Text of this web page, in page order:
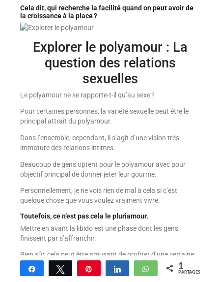
Cela dit, qui recherche la facilité quand on peut avoir de
la croissance à la place ?
Explorer le polyamour : La
question des relations
sexuelles
Le polyamour ne se rapporte-t-il qu’au sexe ?
Pour certaines personnes, la variété sexuelle peut être le
principal attrait du polyamour.
Dans l’ensemble, cependant, il s’agit d’une vision très
immature des relations intimes.
Beaucoup de gens optent pour le polyamour avec pour
objectif principal de donner jeter leur gourme.
Personnellement, je ne vois rien de mal à cela si c’est
quelque chose que vous voulez vraiment vivre.
Toutefois, ce n’est pas cela le pluriamour.
Mettre en avant la libido est une phase dont les gens
finissent par s’affranchir.
Bien sûr, cela peut être amusant de profiter d’une certaine
abondance sexuelle pendant un certain temps, mais après
avoir exploré cette phase, ce niveau superficiel d’intimité
Partagez Tweetez Enregistrer Partagez WhatsApp
1
PARTAGES